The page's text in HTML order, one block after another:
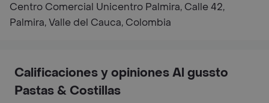
Centro Comercial Unicentro Palmira, Calle 42,
Palmira, Valle del Cauca, Colombia
Calificaciones y opiniones Al gussto
Pastas & Costillas